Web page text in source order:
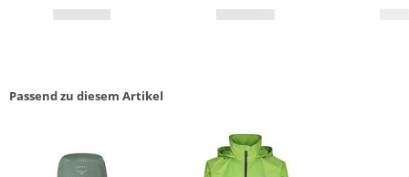
Passend zu diesem Artikel